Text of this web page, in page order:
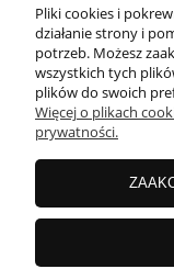
Pliki cookies i
działanie strony i
potrzeb. Możesz
wszystkich tych
plików do swoich
Więcej o plikach
prywatności.